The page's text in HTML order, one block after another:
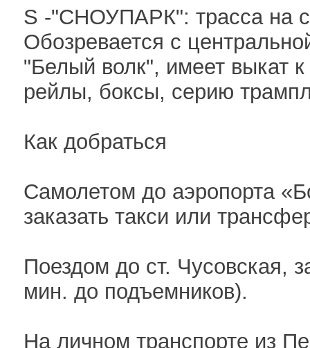
S -"СНОУПАРК": трасса на
Обозревается с
"Белый волк", имеет выкат
рейлы, боксы, серию
Как добраться
Самолетом до аэропорта
заказать такси или
Поездом до ст. Чусовская,
мин. до подъемников).
На личном транспорте из